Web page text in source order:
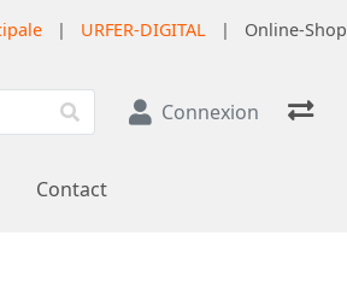
| URFER-DIGITAL | Online-Shop
Connexion
Contact